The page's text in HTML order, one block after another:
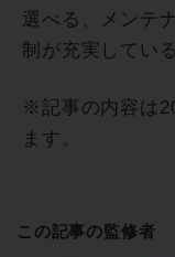
選べる、メンテ
制が充実してい
※記事の内容は
ます。
この記事の監修者